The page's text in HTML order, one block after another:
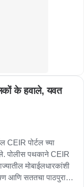
के हवाले, यवत
CEIR पोर्टल च्या
पोलीस पथकाने CEIR
मोबाईलधारकांशी
आणि सततचा पाठपुरावा